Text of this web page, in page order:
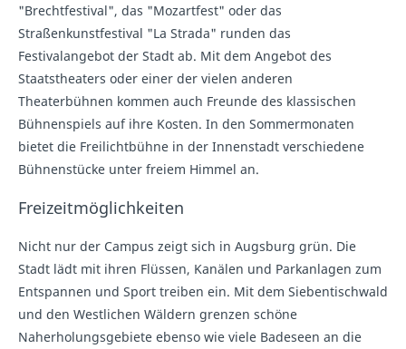
"Brechtfestival", das "Mozartfest" oder das
Straßenkunstfestival "La Strada" runden das
Festivalangebot der Stadt ab. Mit dem Angebot des
Staatstheaters oder einer der vielen anderen
Theaterbühnen kommen auch Freunde des klassischen
Bühnenspiels auf ihre Kosten. In den Sommermonaten
bietet die Freilichtbühne in der Innenstadt verschiedene
Bühnenstücke unter freiem Himmel an.
Freizeitmöglichkeiten
Nicht nur der Campus zeigt sich in Augsburg grün. Die
Stadt lädt mit ihren Flüssen, Kanälen und Parkanlagen zum
Entspannen und Sport treiben ein. Mit dem Siebentischwald
und den Westlichen Wäldern grenzen schöne
Naherholungsgebiete ebenso wie viele Badeseen an die